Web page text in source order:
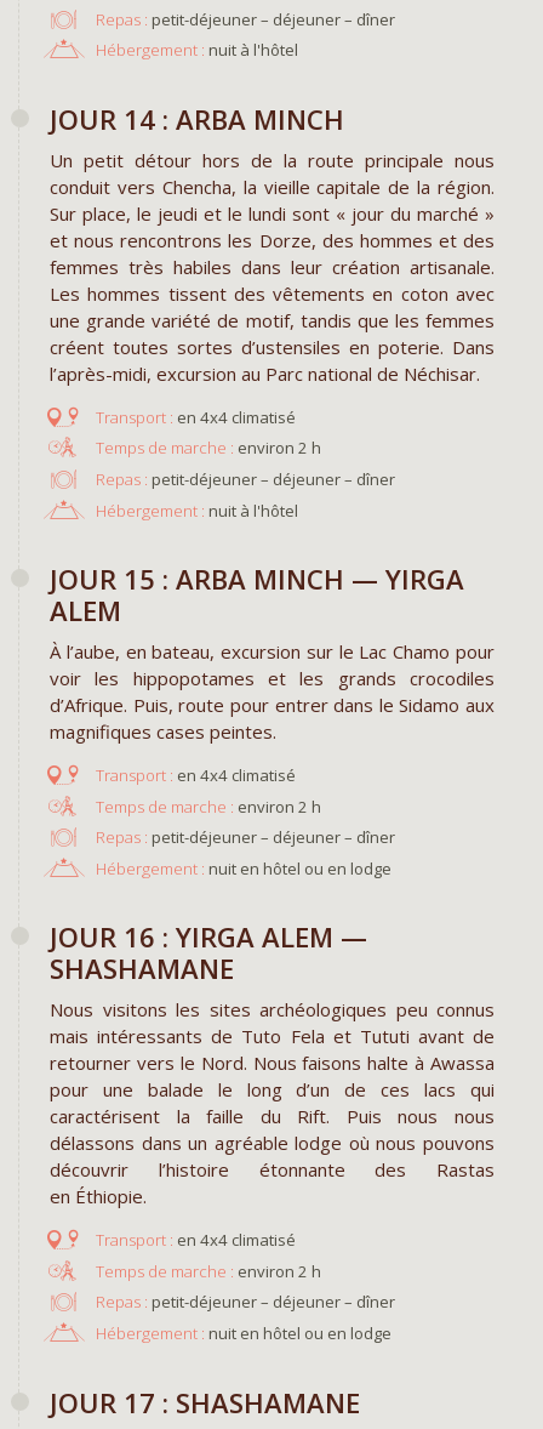
Repas : petit-déjeuner – déjeuner – dîner
Hébergement : nuit à l'hôtel
JOUR 14 : ARBA MINCH
Un petit détour hors de la route principale nous
conduit vers Chencha, la vieille capitale de la région.
Sur place, le jeudi et le lundi sont « jour du marché »
et nous rencontrons les Dorze, des hommes et des
femmes très habiles dans leur création artisanale.
Les hommes tissent des vêtements en coton avec
une grande variété de motif, tandis que les femmes
créent toutes sortes d’ustensiles en poterie. Dans
l’après-midi, excursion au Parc national de Néchisar.
en 4x4 climatisé
environ 2 h
Repas : petit-déjeuner – déjeuner – dîner
Hébergement : nuit à l'hôtel
JOUR 15 : ARBA MINCH — YIRGA
ALEM
À l’aube, en bateau, excursion sur le Lac Chamo pour
voir les hippopotames et les grands crocodiles
d’Afrique. Puis, route pour entrer dans le Sidamo aux
magnifiques cases peintes.
en 4x4 climatisé
environ 2 h
Repas : petit-déjeuner – déjeuner – dîner
Hébergement : nuit en hôtel ou en lodge
JOUR 16 : YIRGA ALEM —
SHASHAMANE
Nous visitons les sites archéologiques peu connus
mais intéressants de Tuto Fela et Tututi avant de
retourner vers le Nord. Nous faisons halte à Awassa
pour une balade le long d’un de ces lacs qui
caractérisent la faille du Rift. Puis nous nous
délassons dans un agréable lodge où nous pouvons
découvrir l’histoire étonnante des Rastas
en Éthiopie.
en 4x4 climatisé
environ 2 h
Repas : petit-déjeuner – déjeuner – dîner
Hébergement : nuit en hôtel ou en lodge
JOUR 17 : SHASHAMANE